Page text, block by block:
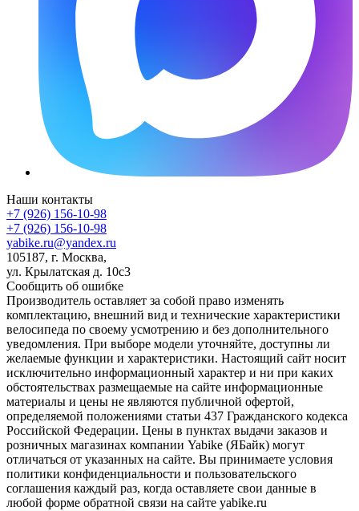
Наши контакты
+7 (926) 156-10-98
+7 (926) 156-10-98
yabike.ru@yandex.ru
105187, г. Москва,
ул. Крылатская д. 10с3
Сообщить об ошибке
Производитель оставляет за собой право изменять
комплектацию, внешний вид и технические характеристики
велосипеда по своему усмотрению и без дополнительного
уведомления. При выборе модели уточняйте, доступны ли
желаемые функции и характеристики. Настоящий сайт носит
исключительно информационный характер и ни при каких
обстоятельствах размещаемые на сайте информационные
материалы и цены не являются публичной офертой,
определяемой положениями статьи 437 Гражданского кодекса
Российской Федерации. Цены в пунктах выдачи заказов и
розничных магазинах компании Yabike (ЯБайк) могут
отличаться от указанных на сайте. Вы принимаете условия
политики конфиденциальности и пользовательского
соглашения каждый раз, когда оставляете свои данные в
любой форме обратной связи на сайте yabike.ru